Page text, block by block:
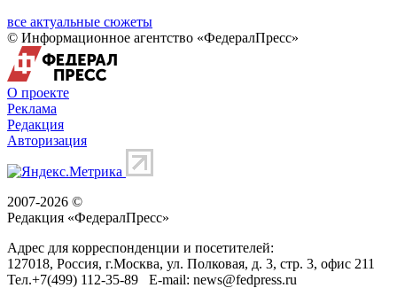
все актуальные сюжеты
© Информационное агентство «ФедералПресс»
О проекте
Реклама
Редакция
Авторизация
2007-2026 ©
Редакция «ФедералПресс»
Адрес для корреспонденции и посетителей:
127018, Россия, г.Москва, ул. Полковая, д. 3, стр. 3, офис 211
Тел.+7(499) 112-35-89 E-mail: news@fedpress.ru